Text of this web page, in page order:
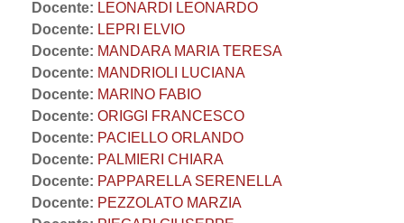
Docente: LEONARDI LEONARDO
Docente: LEPRI ELVIO
Docente: MANDARA MARIA TERESA
Docente: MANDRIOLI LUCIANA
Docente: MARINO FABIO
Docente: ORIGGI FRANCESCO
Docente: PACIELLO ORLANDO
Docente: PALMIERI CHIARA
Docente: PAPPARELLA SERENELLA
Docente: PEZZOLATO MARZIA